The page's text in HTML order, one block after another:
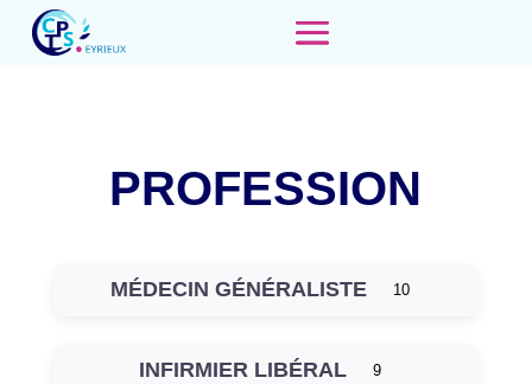
PROFESSION
MÉDECIN GÉNÉRALISTE 10
INFIRMIER LIBÉRAL 9